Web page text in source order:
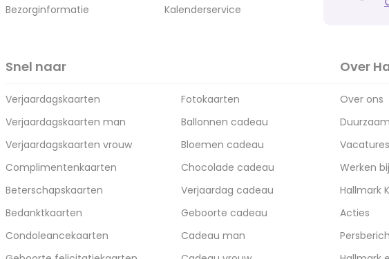
Bezorginformatie
Kalenderservice
Snel naar
Verjaardagskaarten
Verjaardagskaarten man
Verjaardagskaarten vrouw
Complimentenkaarten
Beterschapskaarten
Bedanktkaarten
Condoleancekaarten
Fotokaarten
Ballonnen cadeau
Bloemen cadeau
Chocolade cadeau
Verjaardag cadeau
Geboorte cadeau
Cadeau man
Over
Over ons
Vacatures
Werken
Hallmark
Acties